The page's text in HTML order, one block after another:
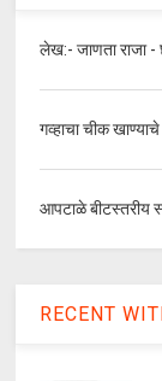
लेख:- जाणता राजा -
गव्हाचा चीक
आपटाळे बीटस्तरीय
RECENT